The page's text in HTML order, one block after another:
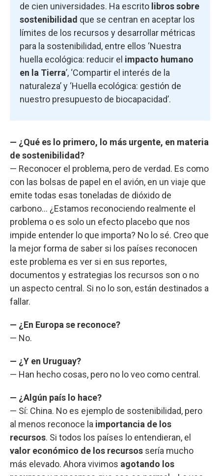
de cien universidades. Ha escrito libros sobre
sostenibilidad que se centran en aceptar los
límites de los recursos y desarrollar métricas
para la sostenibilidad, entre ellos ‘Nuestra
huella ecológica: reducir el impacto humano
en la Tierra’, ‘Compartir el interés de la
naturaleza’ y ‘Huella ecológica: gestión de
nuestro presupuesto de biocapacidad’.
— ¿Qué es lo primero, lo más urgente, en materia
de sostenibilidad?
— Reconocer el problema, pero de verdad. Es como
con las bolsas de papel en el avión, en un viaje que
emite todas esas toneladas de dióxido de
carbono… ¿Estamos reconociendo realmente el
problema o es solo un efecto placebo que nos
impide entender lo que importa? No lo sé. Creo que
la mejor forma de saber si los países reconocen
este problema es ver si en sus reportes,
documentos y estrategias los recursos son o no
un aspecto central. Si no lo son, están destinados a
fallar.
— ¿En Europa se reconoce?
— No.
— ¿Y en Uruguay?
— Han hecho cosas, pero no lo veo como central.
— ¿Algún país lo hace?
— Sí: China. No es ejemplo de sostenibilidad, pero
al menos reconoce la importancia de los
recursos. Si todos los países lo entendieran, el
valor económico de los recursos sería mucho
más elevado. Ahora vivimos agotando los